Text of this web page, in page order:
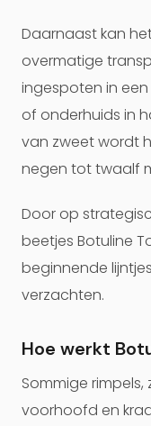
Daarnaast kan
overmatige
ingespoten in
of onderhuids in
van zweet wordt
negen tot twaalf
Door op
beetjes Botuline
beginnende
verzachten.
Hoe werkt
Sommige
voorhoofd en